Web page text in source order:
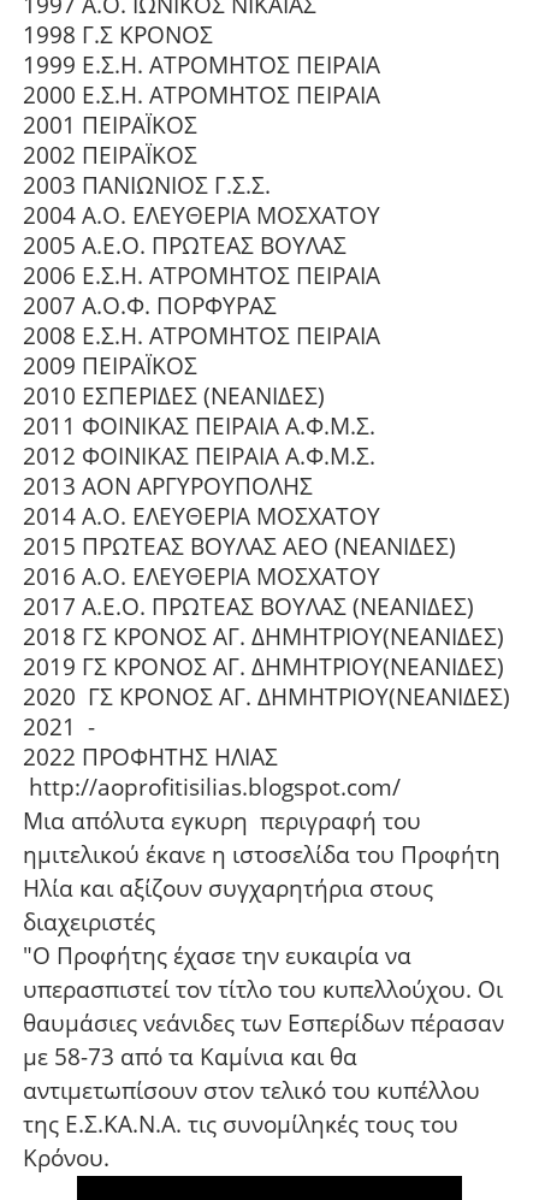
1998 Γ.Σ ΚΡΟΝΟΣ
1999 Ε.Σ.Η. ΑΤΡΟΜΗΤΟΣ ΠΕΙΡΑΙΑ
2000 Ε.Σ.Η. ΑΤΡΟΜΗΤΟΣ ΠΕΙΡΑΙΑ
2001 ΠΕΙΡΑΪΚΟΣ
2002 ΠΕΙΡΑΪΚΟΣ
2003 ΠΑΝΙΩΝΙΟΣ Γ.Σ.Σ.
2004 Α.Ο. ΕΛΕΥΘΕΡΙΑ ΜΟΣΧΑΤΟΥ
2005 Α.Ε.Ο. ΠΡΩΤΕΑΣ ΒΟΥΛΑΣ
2006 Ε.Σ.Η. ΑΤΡΟΜΗΤΟΣ ΠΕΙΡΑΙΑ
2007 Α.Ο.Φ. ΠΟΡΦΥΡΑΣ
2008 Ε.Σ.Η. ΑΤΡΟΜΗΤΟΣ ΠΕΙΡΑΙΑ
2009 ΠΕΙΡΑΪΚΟΣ
2010 ΕΣΠΕΡΙΔΕΣ (ΝΕΑΝΙΔΕΣ)
2011 ΦΟΙΝΙΚΑΣ ΠΕΙΡΑΙΑ Α.Φ.Μ.Σ.
2012 ΦΟΙΝΙΚΑΣ ΠΕΙΡΑΙΑ Α.Φ.Μ.Σ.
2013 ΑΟΝ ΑΡΓΥΡΟΥΠΟΛΗΣ
2014 Α.Ο. ΕΛΕΥΘΕΡΙΑ ΜΟΣΧΑΤΟΥ
2015 ΠΡΩΤΕΑΣ ΒΟΥΛΑΣ ΑΕΟ (ΝΕΑΝΙΔΕΣ)
2016 Α.Ο. ΕΛΕΥΘΕΡΙΑ ΜΟΣΧΑΤΟΥ
2017 Α.Ε.Ο. ΠΡΩΤΕΑΣ ΒΟΥΛΑΣ (ΝΕΑΝΙΔΕΣ)
2018 ΓΣ ΚΡΟΝΟΣ ΑΓ. ΔΗΜΗΤΡΙΟΥ(ΝΕΑΝΙΔΕΣ)
2019 ΓΣ ΚΡΟΝΟΣ ΑΓ. ΔΗΜΗΤΡΙΟΥ(ΝΕΑΝΙΔΕΣ)
2020 ΓΣ ΚΡΟΝΟΣ ΑΓ. ΔΗΜΗΤΡΙΟΥ(ΝΕΑΝΙΔΕΣ)
2021 -
2022 ΠΡΟΦΗΤΗΣ ΗΛΙΑΣ
http://aoprofitisilias.blogspot.com/
Μια απόλυτα εγκυρη περιγραφή του
ημιτελικού έκανε η ιστοσελίδα του Προφήτη
Ηλία και αξίζουν συγχαρητήρια στους
διαχειριστές
"O Προφήτης έχασε την ευκαιρία να
υπερασπιστεί τον τίτλο του κυπελλούχου. Οι
θαυμάσιες νεάνιδες των Εσπερίδων πέρασαν
με 58-73 από τα Καμίνια και θα
αντιμετωπίσουν στον τελικό του κυπέλλου
της Ε.Σ.ΚΑ.Ν.Α. τις συνομίληκές τους του
Κρόνου.